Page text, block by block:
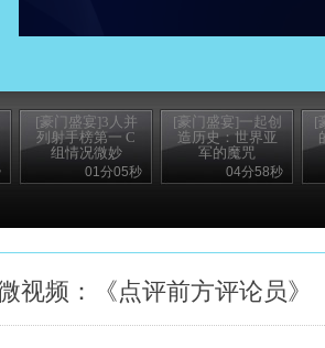
[豪门盛宴]3人并
列射手榜第一 C
组情况微妙
01分05秒
[豪门盛宴]一起创
造历史：世界亚
军的魔咒
04分58秒
[
视频：《点评前方评论员》